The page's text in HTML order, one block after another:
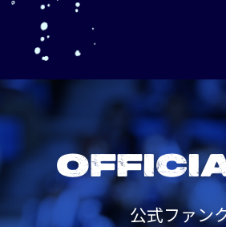
公式ファン